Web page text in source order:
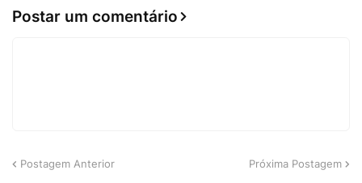
Postar um comentário
Postagem Anterior Próxima Postagem